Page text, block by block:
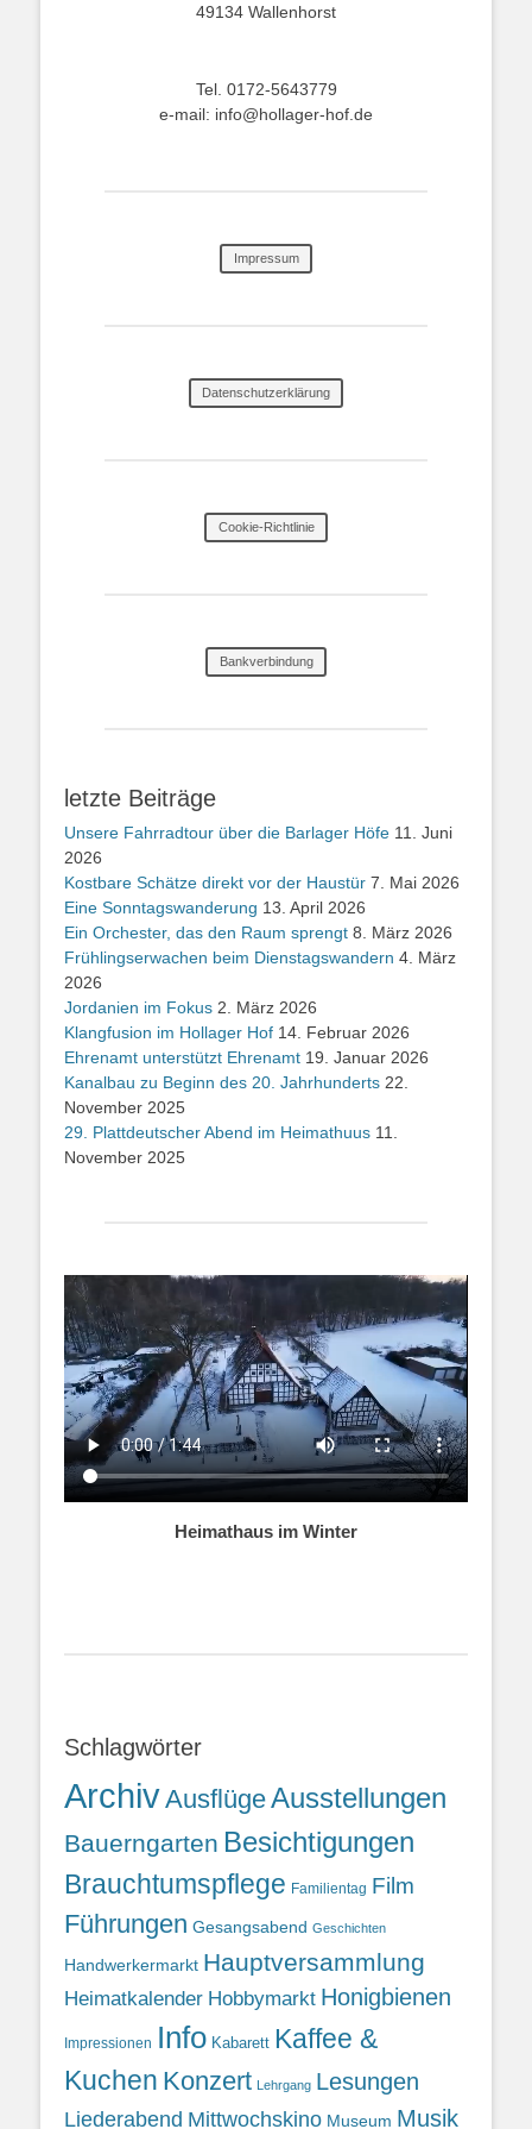
49134 Wallenhorst
Tel. 0172-5643779
e-mail: info@hollager-hof.de
Impressum
Datenschutzerklärung
Cookie-Richtlinie
Bankverbindung
letzte Beiträge
Unsere Fahrradtour über die Barlager Höfe 11. Juni
2026
Kostbare Schätze direkt vor der Haustür 7. Mai 2026
Eine Sonntagswanderung 13. April 2026
Ein Orchester, das den Raum sprengt 8. März 2026
Frühlingserwachen beim Dienstagswandern 4. März
2026
Jordanien im Fokus 2. März 2026
Klangfusion im Hollager Hof 14. Februar 2026
Ehrenamt unterstützt Ehrenamt 19. Januar 2026
Kanalbau zu Beginn des 20. Jahrhunderts 22.
November 2025
29. Plattdeutscher Abend im Heimathuus 11.
November 2025
Heimathaus im Winter
Schlagwörter
ArchivAusflügeAusstellungen
Bauerngarten Besichtigungen
Brauchtumspflege Familientag Film
Führungen Gesangsabend Geschichten
Handwerkermarkt Hauptversammlung
Heimatkalender Hobbymarkt Honigbienen
Impressionen Info Kabarett Kaffee &
Kuchen Konzert Lehrgang Lesungen
Liederabend Mittwochskino Museum Musik